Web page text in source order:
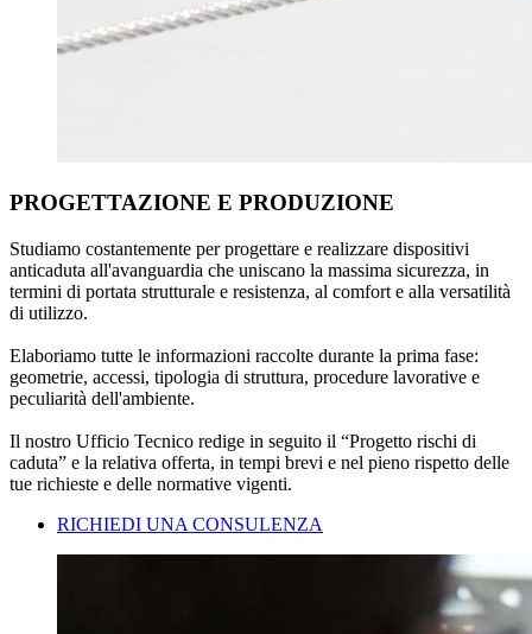
PROGETTAZIONE E PRODUZIONE
Studiamo costantemente per progettare e realizzare dispositivi
anticaduta all'avanguardia che uniscano la massima sicurezza, in
termini di portata strutturale e resistenza, al comfort e alla versatilità
di utilizzo.
Elaboriamo tutte le informazioni raccolte durante la prima fase:
geometrie, accessi, tipologia di struttura, procedure lavorative e
peculiarità dell'ambiente.
Il nostro Ufficio Tecnico redige in seguito il “Progetto rischi di
caduta” e la relativa offerta, in tempi brevi e nel pieno rispetto delle
tue richieste e delle normative vigenti.
RICHIEDI UNA CONSULENZA